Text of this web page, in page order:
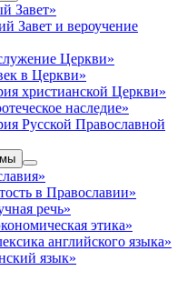
Завет»
Завет и вероучение
Церкви»
в Церкви»
христианской Церкви»
наследие»
Русской Православной
в Православии»
речь»
этика»
английского языка»
язык»